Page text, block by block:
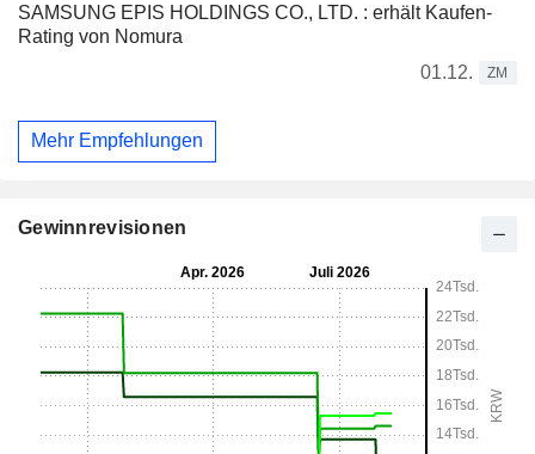
SAMSUNG EPIS HOLDINGS CO., LTD. : erhält Kaufen-
Rating von Nomura
01.12.
ZM
Mehr Empfehlungen
Gewinnrevisionen